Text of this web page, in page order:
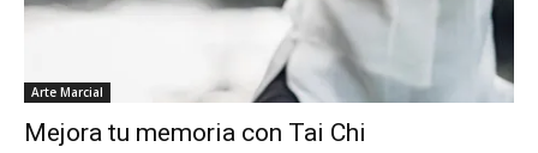
Arte Marcial
Mejora tu memoria con Tai Chi